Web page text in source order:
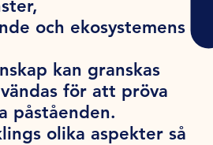
och ekosystemens
kan granskas
för att pröva
påståenden.
olika aspekter så